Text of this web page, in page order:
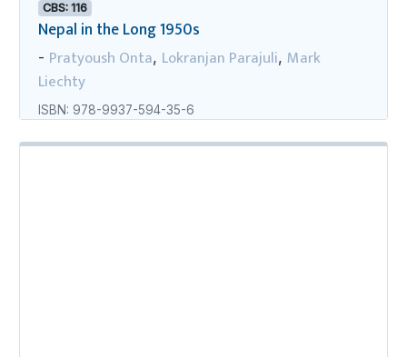
CBS: 116
Nepal in the Long 1950s
- Pratyoush Onta, Lokranjan Parajuli, Mark
Liechty
ISBN: 978-9937-594-35-6